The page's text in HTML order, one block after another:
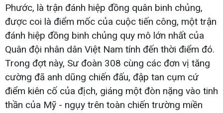
Phước, là trận đánh hiệp đồng quân binh chủng,
được coi là điểm mốc của cuộc tiến công, một trận
đánh hiệp đồng binh chủng quy mô lớn nhất của
Quân đội nhân dân Việt Nam tính đến thời điểm đó.
Trong đợt này, Sư đoàn 308 cùng các đơn vị tăng
cường đã anh dũng chiến đấu, đập tan cụm cứ
điểm kiên cố của địch, giáng một đòn nặng vào tinh
thần của Mỹ - ngụy trên toàn chiến trường miền